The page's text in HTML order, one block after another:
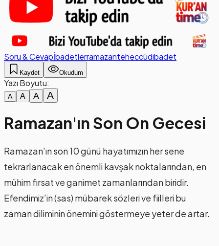
Soru & Cevapİbadetlerramazanteheccüdibadet
Kaydet Okudum
Yazı Boyutu:
A A A A
Ramazan'ın Son On Gecesi
Ramazan’ın son 10 günü hayatımızın her sene
tekrarlanacak en önemli kavşak noktalarından, en
mühim fırsat ve ganimet zamanlarından biridir.
Efendimiz’in (sas) mübarek sözleri ve fiilleri bu
zaman diliminin önemini göstermeye yeter de artar.